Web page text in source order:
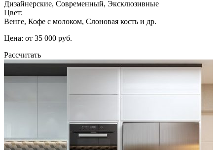
Дизайнерские, Современный, Эксклюзивные
Цвет:
Венге, Кофе с молоком, Слоновая кость и др.
Цена: от 35 000 руб.
Рассчитать